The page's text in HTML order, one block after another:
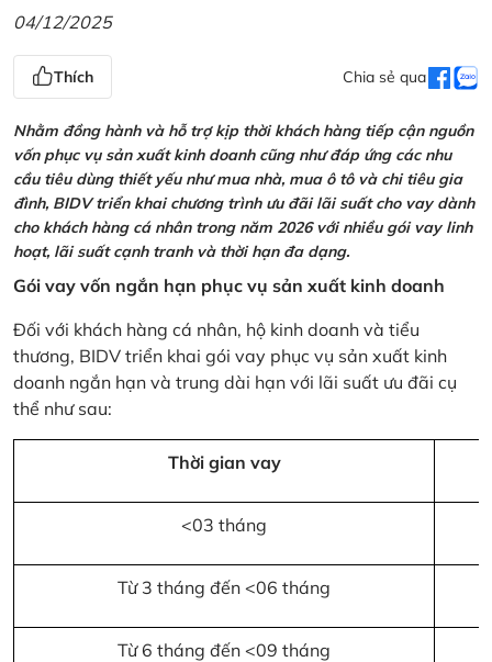
04/12/2025
Thích Chia sẻ qua
Nhằm đồng hành và hỗ trợ kịp thời khách hàng tiếp cận nguồn
vốn phục vụ sản xuất kinh doanh cũng như đáp ứng các nhu
cầu tiêu dùng thiết yếu như mua nhà, mua ô tô và chi tiêu gia
đình, BIDV triển khai chương trình ưu đãi lãi suất cho vay dành
cho khách hàng cá nhân trong năm 2026 với nhiều gói vay linh
hoạt, lãi suất cạnh tranh và thời hạn đa dạng.
Gói vay vốn ngắn hạn phục vụ sản xuất kinh doanh
Đối với khách hàng cá nhân, hộ kinh doanh và tiểu
thương, BIDV triển khai gói vay phục vụ sản xuất kinh
doanh ngắn hạn và trung dài hạn với lãi suất ưu đãi cụ
thể như sau:
Thời gian vay
<03 tháng
Từ 3 tháng đến <06 tháng
Từ 6 tháng đến <09 tháng